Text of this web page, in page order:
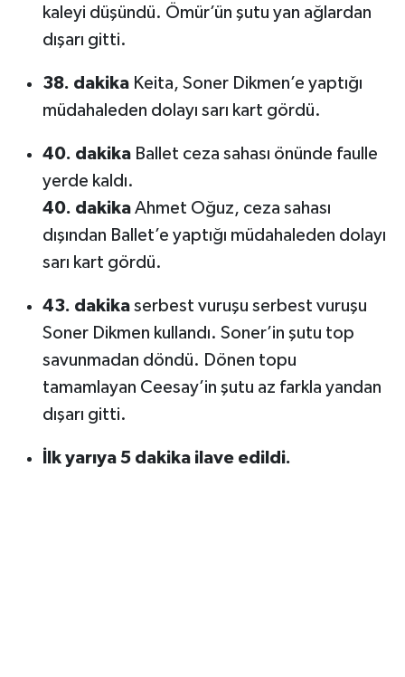
kaleyi düşündü. Ömür’ün şutu yan ağlardan
dışarı gitti.
38. dakikaKeita, Soner Dikmen’e yaptığı
müdahaleden dolayı sarı kart gördü.
40. dakikaBallet ceza sahası önünde faulle
yerde kaldı.
40. dakika Ahmet Oğuz, ceza sahası
dışından Ballet’e yaptığı müdahaleden dolayı
sarı kart gördü.
43. dakikaserbest vuruşu serbest vuruşu
Soner Dikmen kullandı. Soner’in şutu top
savunmadan döndü. Dönen topu
tamamlayan Ceesay’in şutu az farkla yandan
dışarı gitti.
İlk yarıya 5 dakika ilave edildi.